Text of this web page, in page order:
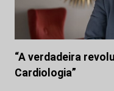
“A verdadeira
Cardiologia”